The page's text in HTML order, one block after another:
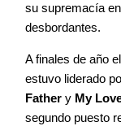
su supremacía
desbordantes.
A finales de año
estuvo liderado
Father y My
segundo puesto
Contacto
©2026 COPYRIGHT